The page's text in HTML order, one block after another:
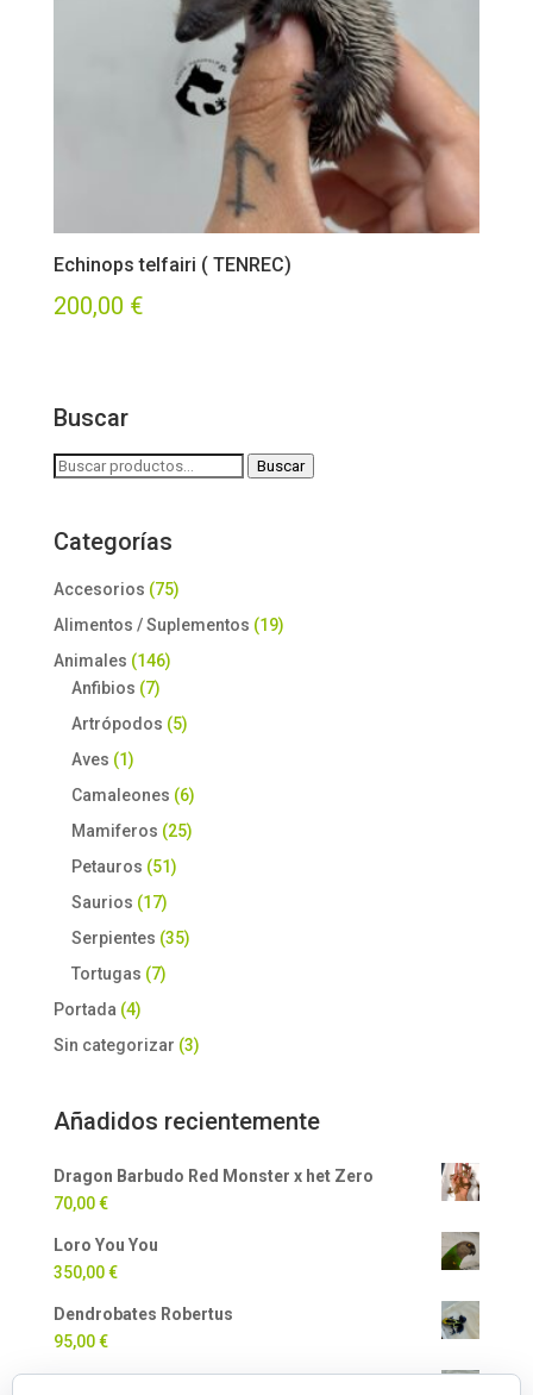
Echinops telfairi ( TENREC)
200,00 €
Buscar
Buscar
Buscar
Categorías
Accesorios (75)
Alimentos / Suplementos (19)
Animales (146)
Anfibios (7)
Artrópodos (5)
Aves (1)
Camaleones (6)
Mamiferos (25)
Petauros (51)
Saurios (17)
Serpientes (35)
Tortugas (7)
Portada (4)
Sin categorizar (3)
Añadidos recientemente
Dragon Barbudo Red Monster x het Zero
70,00€
Loro You You
350,00€
Dendrobates Robertus
95,00€